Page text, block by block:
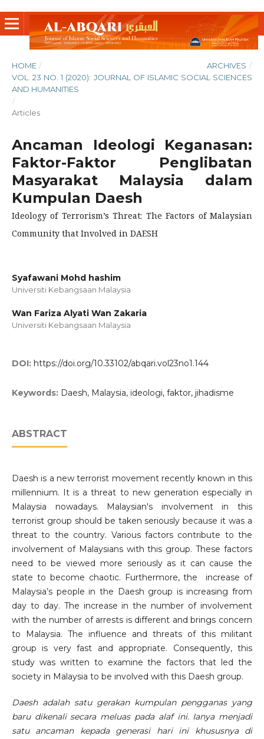
HOME / ARCHIVES /
VOL. 23 NO. 1 (2020): JOURNAL OF ISLAMIC SOCIAL SCIENCES
AND HUMANITIES
/
Articles
Ancaman Ideologi Keganasan:
Faktor-Faktor Penglibatan
Masyarakat Malaysia dalam
Kumpulan Daesh
Ideology of Terrorism’s Threat: The Factors of Malaysian
Community that Involved in DAESH
Syafawani Mohd hashim
Universiti Kebangsaan Malaysia
Wan Fariza Alyati Wan Zakaria
Universiti Kebangsaan Malaysia
DOI: https://doi.org/10.33102/abqari.vol23no1.144
Keywords: Daesh, Malaysia, ideologi, faktor, jihadisme
ABSTRACT
Daesh is a new terrorist movement recently known in this
millennium. It is a threat to new generation especially in
Malaysia nowadays. Malaysian's involvement in this
terrorist group should be taken seriously because it was a
threat to the country. Various factors contribute to the
involvement of Malaysians with this group. These factors
need to be viewed more seriously as it can cause the
state to become chaotic. Furthermore, the increase of
Malaysia’s people in the Daesh group is increasing from
day to day. The increase in the number of involvement
with the number of arrests is different and brings concern
to Malaysia. The influence and threats of this militant
group is very fast and appropriate. Consequently, this
study was written to examine the factors that led the
society in Malaysia to be involved with this Daesh group.
Daesh adalah satu gerakan kumpulan pengganas yang
baru dikenali secara meluas pada alaf ini. Ianya menjadi
satu ancaman kepada generasi hari ini khususnya di